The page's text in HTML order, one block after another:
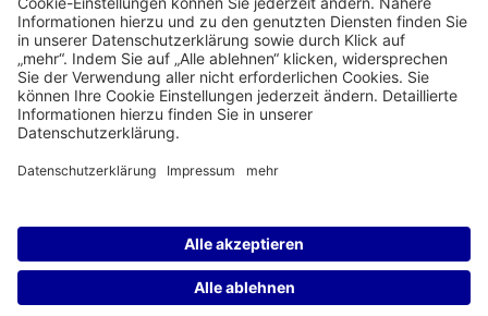
Frankfurt Airport
properties.socialType
properties.socialType
properties.socialType
properties.socialType
Frankfurt CargoHub
properties.socialType
©2004-2026 Fraport AG Frankfurt Airport Services Worldwide